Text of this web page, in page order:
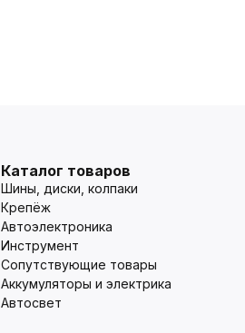
Каталог товаров
Шины, диски, колпаки
Крепёж
Автоэлектроника
Инструмент
Сопутствующие товары
Аккумуляторы и электрика
Автосвет